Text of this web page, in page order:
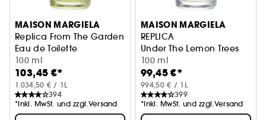
MAISON MARGIELA
Replica From The Garden
Eau de Toilette
100 ml
103,45 €*
1.034,50 € / 1L
394
*Inkl. MwSt. und zzgl.Versand
MAISON MARGIELA
REPLICA
Under The Lemon Trees
100 ml
99,45 €*
994,50 € / 1L
399
*Inkl. MwSt. und zzgl.Versand